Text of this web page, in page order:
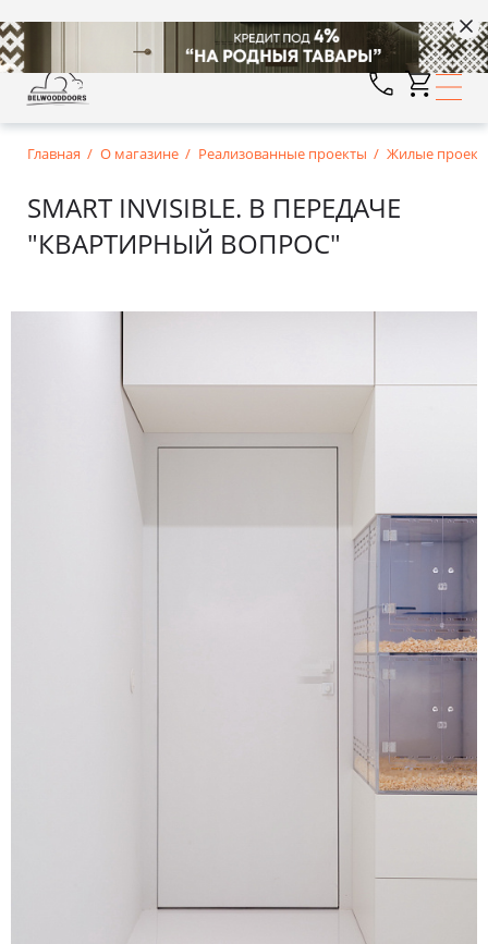
Главная О магазине Реализованные проекты Жилые
SMART INVISIBLE. В ПЕРЕДАЧЕ
"КВАРТИРНЫЙ ВОПРОС"